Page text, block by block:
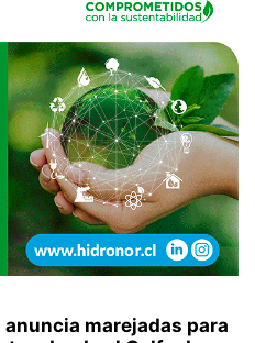
anuncia marejadas para